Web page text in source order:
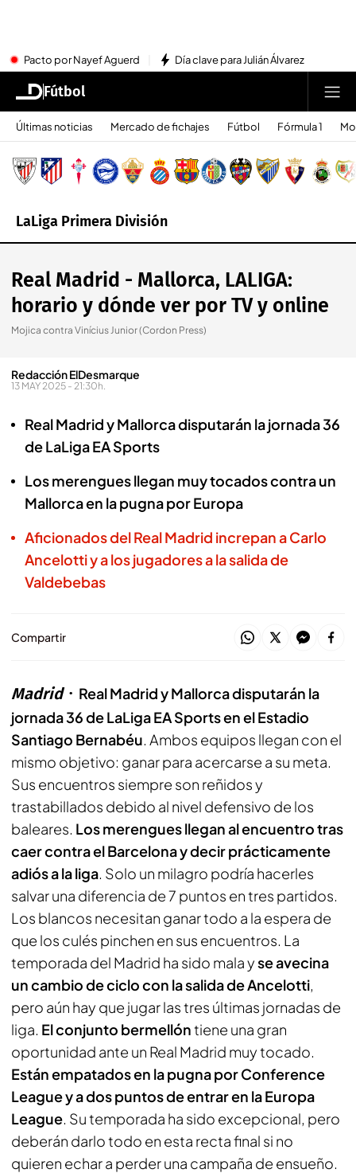
Pacto por Nayef Aguerd Día clave para Julián Álvarez
Fútbol
Últimas noticias Mercado de fichajes Fútbol Fórmula 1
LaLiga Primera División
Real Madrid - Mallorca, LALIGA:
horario y dónde ver por TV y online
Mojica contra Vinícius Junior (Cordon Press)
Redacción ElDesmarque
13 MAY 2025 - 21:30h.
Real Madrid y Mallorca disputarán la jornada 36
de LaLiga EA Sports
Los merengues llegan muy tocados contra un
Mallorca en la pugna por Europa
Aficionados del Real Madrid increpan a Carlo
Ancelotti y a los jugadores a la salida de
Valdebebas
Compartir
Madrid
Real Madrid y Mallorca disputarán la
jornada 36 de LaLiga EA Sports en el Estadio
Santiago Bernabéu. Ambos equipos llegan con el
mismo objetivo: ganar para acercarse a su meta.
Sus encuentros siempre son reñidos y
trastabillados debido al nivel defensivo de los
baleares. Los merengues llegan al encuentro tras
caer contra el Barcelona y decir prácticamente
adiós a la liga. Solo un milagro podría hacerles
salvar una diferencia de 7 puntos en tres partidos.
Los blancos necesitan ganar todo a la espera de
que los culés pinchen en sus encuentros. La
temporada del Madrid ha sido mala yse avecina
un cambio de ciclo con la salida de Ancelotti,
pero aún hay que jugar las tres últimas jornadas de
liga. El conjunto bermellóntiene una gran
oportunidad ante un Real Madrid muy tocado.
Están empatados en la pugna por Conference
League y a dos puntos de entrar en la Europa
League. Su temporada ha sido excepcional, pero
deberán darlo todo en esta recta final si no
quieren echar a perder una campaña de ensueño.